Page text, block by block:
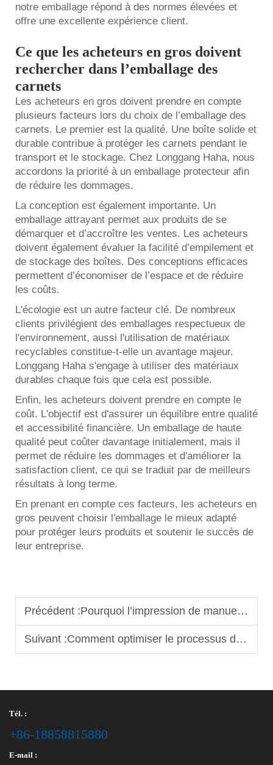
notre emballage répond à des normes élevées et
offre une excellente expérience client.
Ce que les acheteurs en gros doivent
rechercher dans l’emballage des
carnets
Les acheteurs en gros doivent prendre en compte
plusieurs facteurs lors du choix de l’emballage des
carnets. Le premier est la qualité. Une boîte solide et
durable contribue à protéger les carnets pendant le
transport et le stockage. Chez Longgang Haha, nous
accordons la priorité à un emballage protecteur afin
de réduire les dommages.
La conception est également importante. Un
emballage attrayant permet aux produits de se
démarquer et d’accroître les ventes. Les acheteurs
doivent également évaluer la facilité d’empilement et
de stockage des boîtes. Des conceptions efficaces
permettent d’économiser de l’espace et de réduire
les coûts.
L'écologie est un autre facteur clé. De nombreux
clients privilégient des emballages respectueux de
l'environnement, aussi l'utilisation de matériaux
recyclables constitue-t-elle un avantage majeur.
Longgang Haha s'engage à utiliser des matériaux
durables chaque fois que cela est possible.
Enfin, les acheteurs doivent prendre en compte le
coût. L'objectif est d'assurer un équilibre entre qualité
et accessibilité financière. Un emballage de haute
qualité peut coûter davantage initialement, mais il
permet de réduire les dommages et d'améliorer la
satisfaction client, ce qui se traduit par de meilleurs
résultats à long terme.
En prenant en compte ces facteurs, les acheteurs en
gros peuvent choisir l'emballage le mieux adapté
pour protéger leurs produits et soutenir le succès de
leur entreprise.
Précédent :Pourquoi l’impression de manuels scolaires exige-t-elle un contrôle stable des couleurs pour assurer la cohérence
Suivant :Comment optimiser le processus de fabrication des cahiers pour gagner en rapidité et en coûts
Tél. :
+86-18858815880
E-mail :